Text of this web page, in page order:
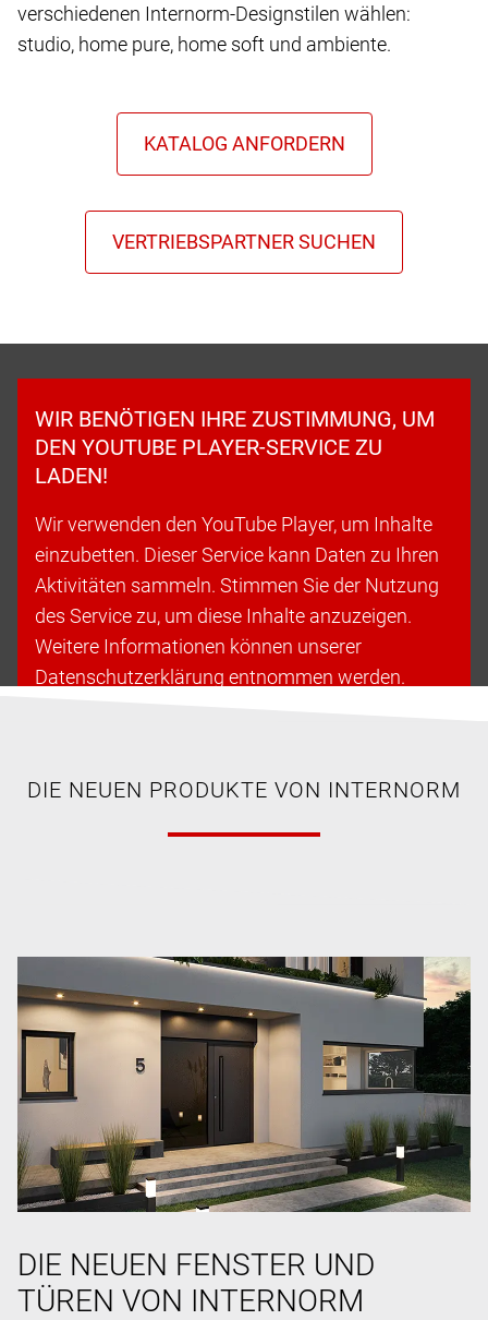
verschiedenen Internorm-Designstilen wählen:
studio, home pure, home soft und ambiente.
WIR BENÖTIGEN IHRE ZUSTIMMUNG, UM
DEN YOUTUBE PLAYER-SERVICE ZU
LADEN!
Wir verwenden den YouTube Player, um Inhalte
einzubetten. Dieser Service kann Daten zu Ihren
Aktivitäten sammeln. Stimmen Sie der Nutzung
des Service zu, um diese Inhalte anzuzeigen.
Weitere Informationen können unserer
Datenschutzerklärung entnommen werden.
DIE NEUEN PRODUKTE VON INTERNORM
DIE NEUEN FENSTER UND
TÜREN VON INTERNORM